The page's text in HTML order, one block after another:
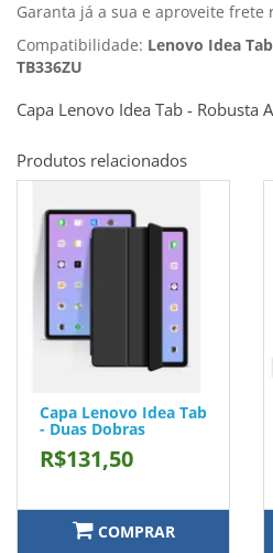
Garanta já a sua e aproveite frete
Compatibilidade: Lenovo Idea
TB336ZU
Capa Lenovo Idea Tab - Robusta
Produtos relacionados
Capa Lenovo Idea Tab
- Duas Dobras
R$131,50
COMPRAR